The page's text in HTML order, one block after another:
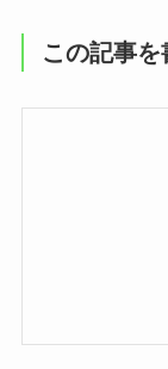
この記事を